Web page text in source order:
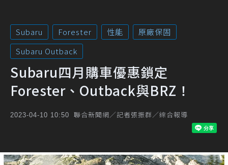
Subaru Forester 性能
原廠保固
Subaru Outback
Subaru四月購車優惠鎖定
Forester、Outback與BRZ！
2023-04-10 10:50 聯合新聞網／記者張振群／綜合報導